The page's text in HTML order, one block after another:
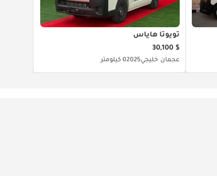
تويوتا هاياس
$ 30,100
عجمان خليجي20250 كيلومتر